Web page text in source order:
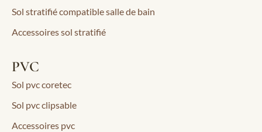
Sol stratifié compatible salle de bain
Accessoires sol stratifié
PVC
Sol pvc coretec
Sol pvc clipsable
Accessoires pvc